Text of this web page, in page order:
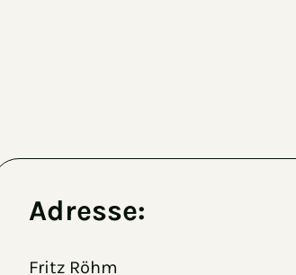
Adresse:
Fritz Röhm